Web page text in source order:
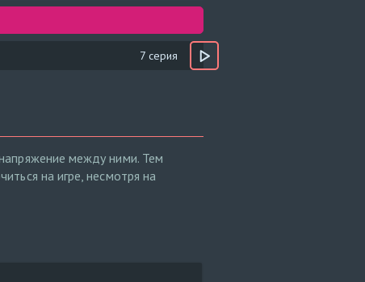
7 серия
между ними. Тем
на игре, несмотря на